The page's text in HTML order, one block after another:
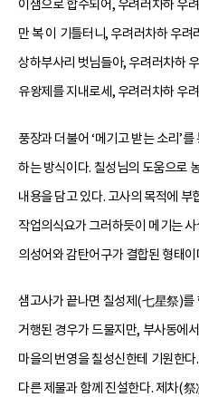
이샘으로 합수되어, 우려러차하 우
만 복 이 기틀터니, 우려러차하 우려
상하부사리 벗님들아, 우려러차하
유왕제를 지내로세, 우려러차하 우
풍장과 더불어 ‘메기고 받는 소리’
하는 방식이다. 칠성님의 도움으로
내용을 담고 있다. 고사의 목적에
작업의식요가 그러하듯이 메기는
의성어와 감탄어구가 결합된 형태이
샘고사가 끝나면 칠성제(七星祭)를
거행된 경우가 드물지만, 부사동에
마을의 번영을 칠성신한테 기원한
다른 제물과 함께 진설한다. 제차(